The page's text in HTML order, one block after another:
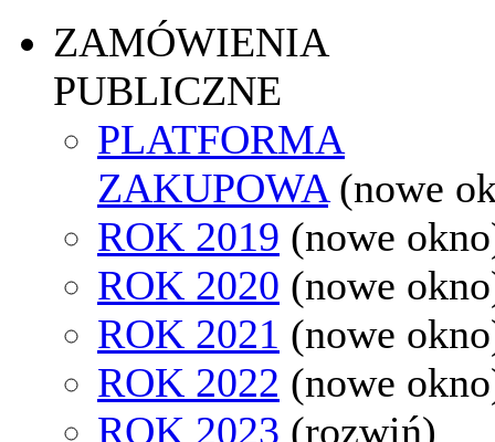
ZAMÓWIENIA
PUBLICZNE
PLATFORMA
ZAKUPOWA (nowe
ROK 2019 (nowe
ROK 2020 (nowe
ROK 2021 (nowe
ROK 2022 (nowe
ROK 2023 (rozwiń)